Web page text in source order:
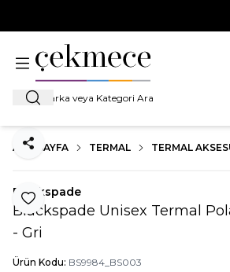
Ara
ANA SAYFA TERMAL TERMAL
Favoriye Ekle
Paylaş
Blackspade
Blackspade Unisex Termal
- Gri
Ürün Kodu: BS9984_BS003